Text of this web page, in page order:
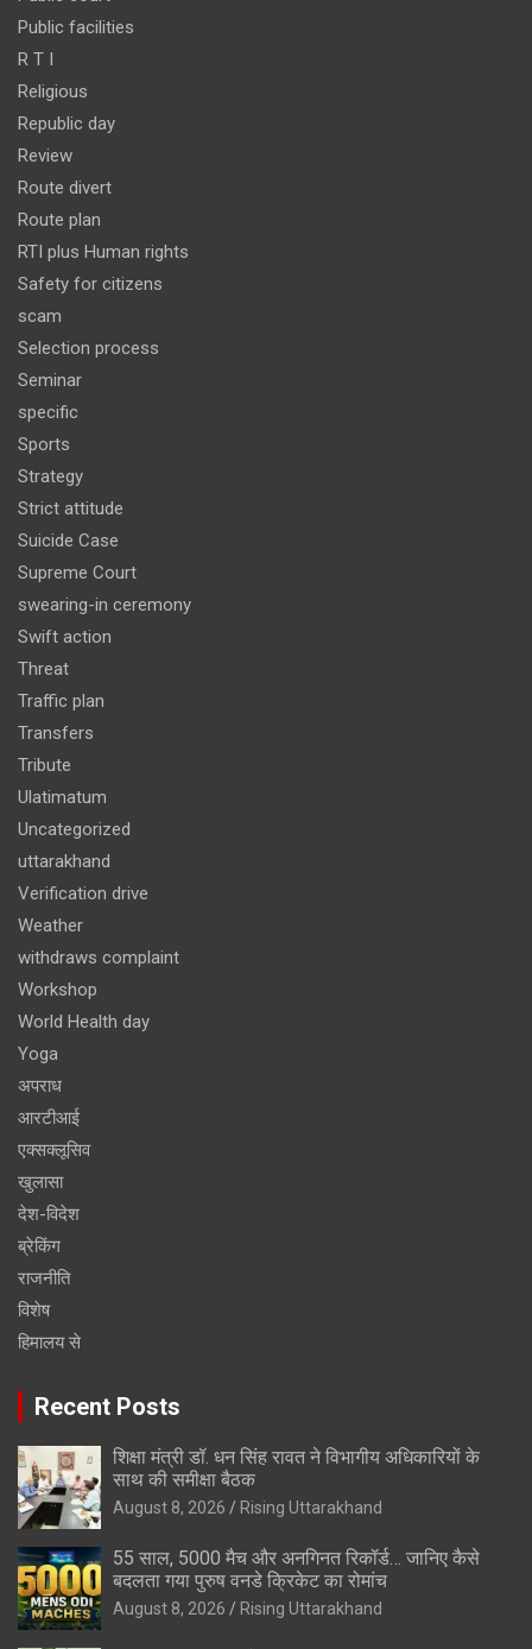
Public facilities
R T I
Religious
Republic day
Review
Route divert
Route plan
RTI plus Human rights
Safety for citizens
scam
Selection process
Seminar
specific
Sports
Strategy
Strict attitude
Suicide Case
Supreme Court
swearing-in ceremony
Swift action
Threat
Traffic plan
Transfers
Tribute
Ulatimatum
Uncategorized
uttarakhand
Verification drive
Weather
withdraws complaint
Workshop
World Health day
Yoga
अपराध
आरटीआई
एक्सक्लूसिव
खुलासा
देश-विदेश
ब्रेकिंग
राजनीति
विशेष
हिमालय से
Recent Posts
शिक्षा मंत्री डॉ. धन सिंह रावत ने विभागीय अधिकारियों के
साथ की समीक्षा बैठक
August 8, 2026 Rising Uttarakhand
55 साल, 5000 मैच और अनगिनत रिकॉर्ड… जानिए कैसे
बदलता गया पुरुष वनडे क्रिकेट का रोमांच
August 8, 2026 Rising Uttarakhand